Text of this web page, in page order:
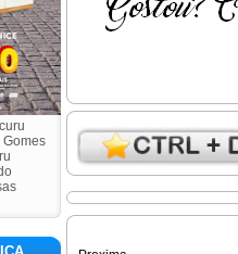
Gomes